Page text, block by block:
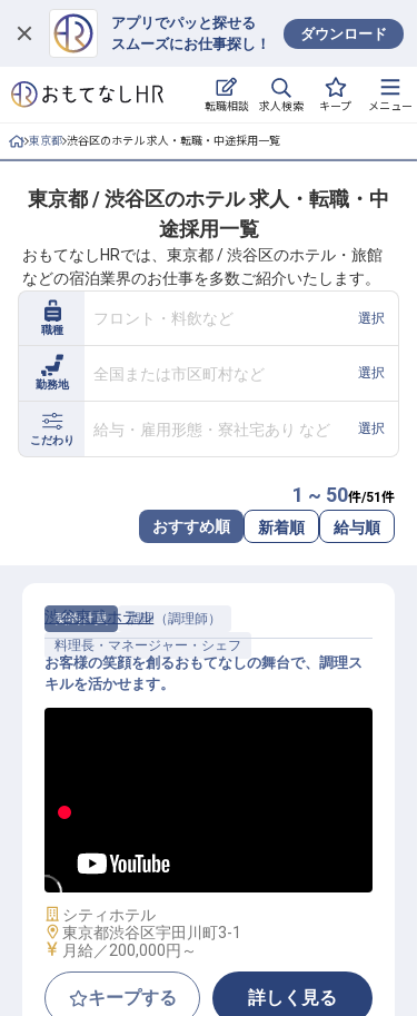
アプリでパッと探せる
スムーズにお仕事探し！
ダウンロード
転職相談 求人検索 キープ メニュー
ログイン
求人・施設を探す
就職・転職 合同説明会
おもてなしHRについて
ご利用の流れ
よくある質問
ホテル・宿泊業界情報コラム
転職サポートに申し込む
東京都 渋谷区のホテル 求人・転職・中途採用一覧
東京都 / 渋谷区のホテル 求人・転職・中
途採用一覧
おもてなしHRでは、東京都 / 渋谷区のホテル・旅館
などの宿泊業界のお仕事を多数ご紹介いたします。
職種
フロント・料飲など 選択
勤務地
全国または市区町村など 選択
こだわり
給与・雇用形態・寮社宅あり など 選択
1 ~ 50件/51 件
おすすめ順 新着順 給与順
契約社員
調理（調理師）
料理長・マネージャー・シェフ
）【渋谷東武ホテル】
渋谷東武ホテル
お客様の笑顔を創るおもてなしの舞台で、調理ス
キルを活かせます。
施設業態
シティホテル
勤務地
東京都渋谷区宇田川町3-1
給与
月給／200,000円～
キープする 詳しく見る